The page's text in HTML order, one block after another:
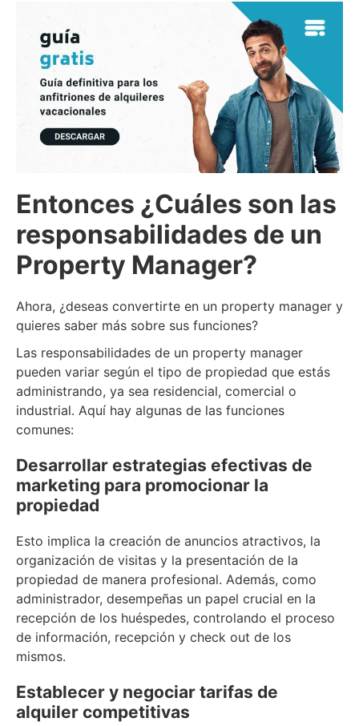
Entonces ¿Cuáles son las
responsabilidades de un
Property Manager?
Ahora, ¿deseas convertirte en un property manager y
quieres saber más sobre sus funciones?
Las responsabilidades de un property manager
pueden variar según el tipo de propiedad que estás
administrando, ya sea residencial, comercial o
industrial. Aquí hay algunas de las funciones
comunes:
Desarrollar estrategias efectivas de
marketing para promocionar la
propiedad
Esto implica la creación de anuncios atractivos, la
organización de visitas y la presentación de la
propiedad de manera profesional. Además, como
administrador, desempeñas un papel crucial en la
recepción de los huéspedes, controlando el proceso
de información, recepción y check out de los
mismos.
Establecer y negociar tarifas de
alquiler competitivas